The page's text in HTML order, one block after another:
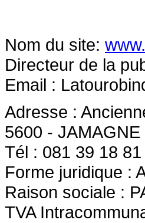
Nom du site:
Directeur de la
Email :
Adresse :
5600 - JAMAGNE
Tél : 081 39 18 81
Forme juridique :
Raison sociale :
TVA